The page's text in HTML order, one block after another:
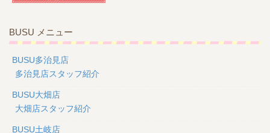
BUSU メニュー
BUSU多治見店
多治見店スタッフ紹介
BUSU大畑店
大畑店スタッフ紹介
BUSU土岐店